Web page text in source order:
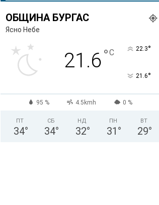
ОБЩИНА БУРГАС
Ясно Небе
21.6°C 22.3°
21.6°
95 % 4.5kmh 0 %
ПТ
34°
СБ
34°
НД
32°
ПН
31 °
ВТ
29°